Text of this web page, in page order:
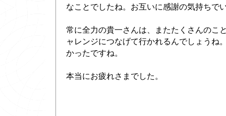
なことでしたね。お互いに感謝の気持ちで
常に全力の貴一さんは、またたくさんのこ
ャレンジにつなげて行かれるんでしょうね
かったですね。
本当にお疲れさまでした。